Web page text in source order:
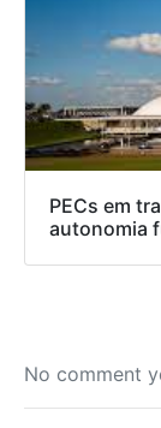
PECs em
autonomia
No comment